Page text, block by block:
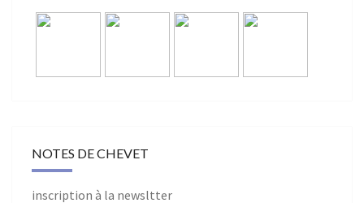
NOTES DE CHEVET
inscription à la newsltter